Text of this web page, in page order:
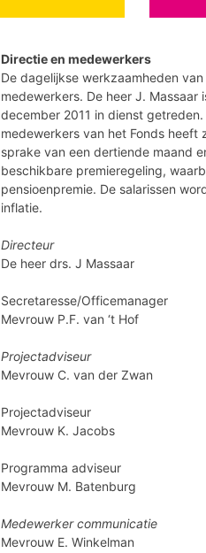
Directie en medewerkers
De dagelijkse werkzaamheden
medewerkers. De heer J.
december 2011 in dienst
medewerkers van het Fonds heeft
sprake van een dertiende maand
beschikbare premieregeling,
pensioenpremie. De salarissen
inflatie.
Directeur
De heer drs. J Massaar
Secretaresse/Officemanager
Mevrouw P.F. van ‘t Hof
Projectadviseur
Mevrouw C. van der Zwan
Projectadviseur
Mevrouw K. Jacobs
Programma adviseur
Mevrouw M. Batenburg
Medewerker communicatie
Mevrouw E. Winkelman